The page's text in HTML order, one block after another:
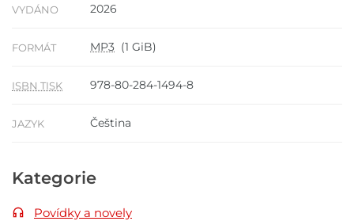
VYDÁNO 2026
FORMÁT MP3 (1 GiB)
ISBN TISK 978-80-284-1494-8
JAZYK Čeština
Kategorie
Povídky a novely